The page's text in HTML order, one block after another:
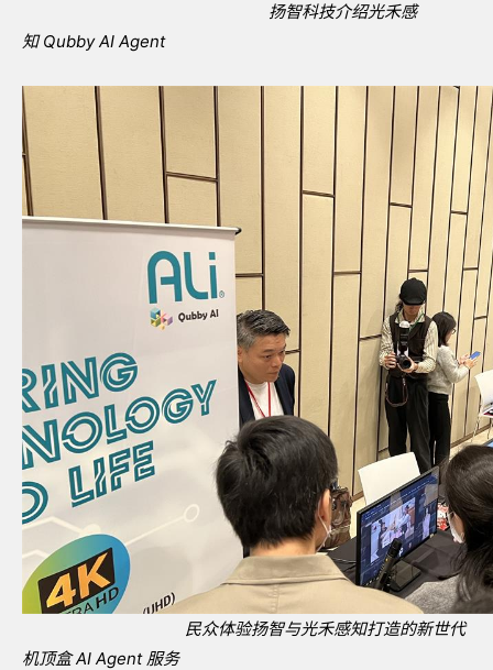
扬智科技介绍光禾感
知Qubby AI Agent
民众体验扬智与光禾感知打造的新世代
机顶盒AI Agent 服务